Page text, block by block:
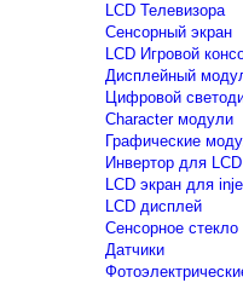
LCD Телевизора
Сенсорный экран
LCD Игровой
Дисплейный
Цифровой
Сharacter модули
Графические
Инвертор для
LCD экран для
LCD дисплей
Сенсорное стекло
Датчики